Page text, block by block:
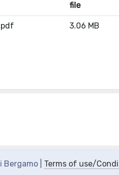
file
3.06 MB
| Terms of use/